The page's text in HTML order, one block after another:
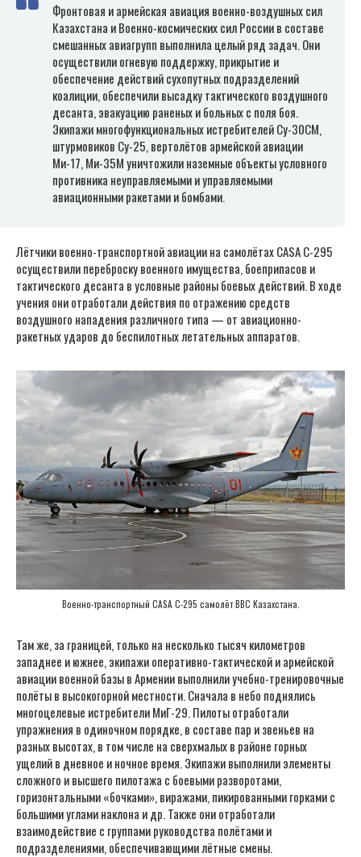
Фронтовая и армейская авиация военно-воздушных сил
Казахстана и Военно-космических сил России в составе
смешанных авиагрупп выполнила целый ряд задач. Они
осуществили огневую поддержку, прикрытие и
обеспечение действий сухопутных подразделений
коалиции, обеспечили высадку тактического воздушного
десанта, эвакуацию раненых и больных с поля боя.
Экипажи многофункциональных истребителей Су-30СМ,
штурмовиков Су-25, вертолётов армейской авиации
Ми-17, Ми-35М уничтожили наземные объекты условного
противника неуправляемыми и управляемыми
авиационными ракетами и бомбами.
Лётчики военно-транспортной авиации на самолётах CASA C-295
осуществили переброску военного имущества, боеприпасов и
тактического десанта в условные районы боевых действий. В ходе
учения они отработали действия по отражению средств
воздушного нападения различного типа — от авиационно-
ракетных ударов до беспилотных летательных аппаратов.
Военно-транспортный CASA C-295 самолёт ВВС Казахстана.
Там же, за границей, только на несколько тысяч километров
западнее и южнее, экипажи оперативно-тактической и армейской
авиации военной базы в Армении выполнили учебно-тренировочные
полёты в высокогорной местности. Сначала в небо поднялись
многоцелевые истребители МиГ-29. Пилоты отработали
упражнения в одиночном порядке, в составе пар и звеньев на
разных высотах, в том числе на сверхмалых в районе горных
ущелий в дневное и ночное время. Экипажи выполнили элементы
сложного и высшего пилотажа с боевыми разворотами,
горизонтальными «бочками», виражами, пикированными горками с
большими углами наклона и др. Также они отработали
взаимодействие с группами руководства полётами и
подразделениями, обеспечивающими лётные смены.